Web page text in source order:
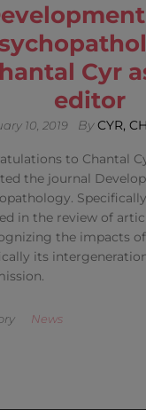
Cyr
editor
10, 2019 By CYR,
to Chantal
the journal
in the review of
the impacts of
its
News